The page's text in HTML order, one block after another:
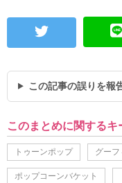
この記事の誤りを報
このまとめに関するキ
トゥーンポップ グーフ
ポップコーンバケット